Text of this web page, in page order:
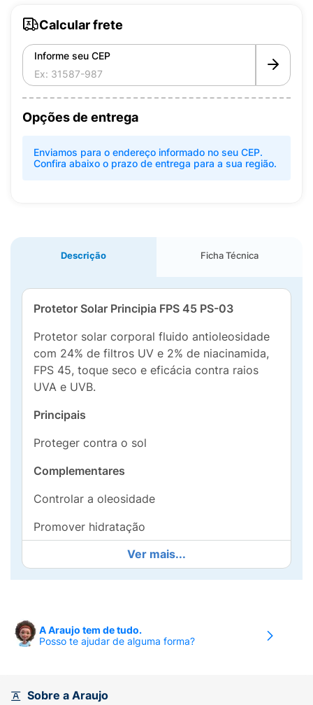
Calcular frete
Informe seu CEP
Opções de entrega
Enviamos para o endereço informado no seu CEP.
Confira abaixo o prazo de entrega para a sua região.
Descrição Ficha Técnica
Protetor Solar Principia FPS 45 PS-03
Protetor solar corporal fluido antioleosidade
com 24% de filtros UV e 2% de niacinamida,
FPS 45, toque seco e eficácia contra raios
UVA e UVB.
Principais
Proteger contra o sol
Complementares
Controlar a oleosidade
Promover hidratação
Reduzir e uniformizar a pigmentação
Tipos de pele
Ingredientes e Ativos
Forma estável de vitamina B3 capaz de
Ver mais...
A Araujo tem de tudo.
Posso te ajudar de alguma forma?
Sobre a Araujo